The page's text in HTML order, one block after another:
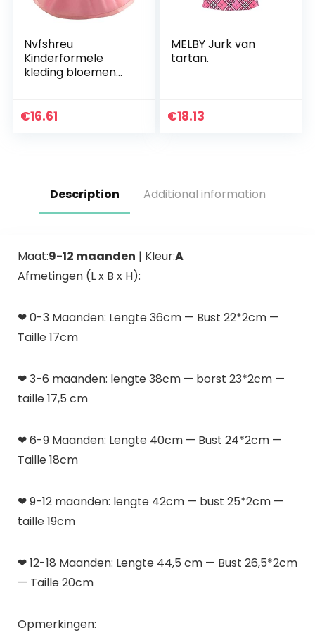
Nvfshreu
Kinderformele
kleding bloemen
pageant jurk
€16.61
MELBY Jurk van
tartan.
€18.13
Description Additional information
Maat:9-12 maanden | Kleur:A
Afmetingen (L x B x H):
❤ 0-3 Maanden: Lengte 36cm — Bust 22*2cm —
Taille 17cm
❤ 3-6 maanden: lengte 38cm — borst 23*2cm —
taille 17,5 cm
❤ 6-9 Maanden: Lengte 40cm — Bust 24*2cm —
Taille 18cm
❤ 9-12 maanden: lengte 42cm — bust 25*2cm —
taille 19cm
❤ 12-18 Maanden: Lengte 44,5 cm — Bust 26,5*2cm
— Taille 20cm
Opmerkingen: